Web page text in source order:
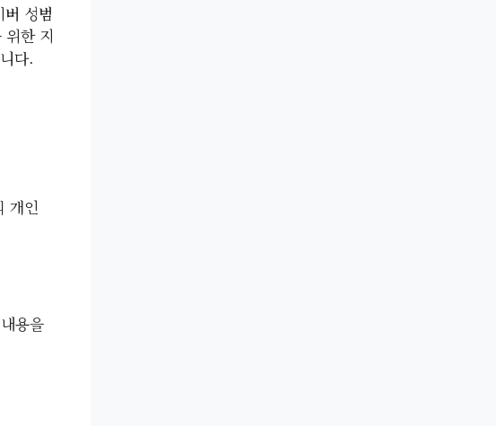
성범
한 지
다.
개인
용을